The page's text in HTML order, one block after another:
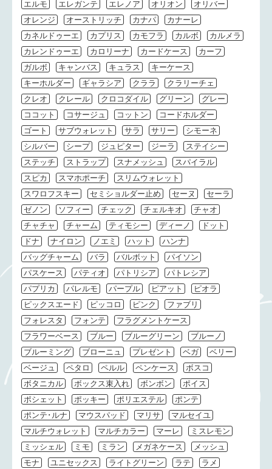
エルモ
エレガンテ エレノア オリオン
オリバー
オレンジ
オーストリッチ カナパ
カナーレ
カネルドゥーエ
カプリス カモフラ カルボ
カルメラ
カレンドゥーエ
カロリーナ カードケース
カーフ
ガルボ
キャンバス キュラス
キーケース
キーホルダー
ギャラシア クララ
クラリーチェ
クレオ
クレール クロコダイル グリーン
グレー
ココット
コサージュ コットン
コードホルダー
ゴート
サブウォレット サラ サリー
シモーネ
シルバー
シープ ジュピター ジーラ
ステイシー
ステッチ
ストラップ スナメッシュ
スパイラル
スピカ
スマホポーチ
スリムウォレット
スワロフスキー
セミショルダー止め セーヌ
セーラ
ゼノン
ソフィー チェック チェルキオ
チャオ
チャチャ
チャーム ティモシー ディーノ
ドット
ドナ
ナイロン ノエミ ハット
ハンナ
バッグチャーム
バラ バルボット
パイソン
パスケース
パティオ パトリシア
パトレシア
パプリカ
パレルモ パープル ピアット
ピオラ
ピックスエード
ピッコロ ピンク
ファブリ
フォレスタ
フォンテ
フラグメントケース
フラワーベース
ブルー ブルーグリーン
ブルーノ
ブルーミング
ブローニュ プレゼント ベガ
ベリー
ベージュ
ペタロ ペルル ペンケース
ボスコ
ボタニカル
ボックス束入れ ボンボン
ポイス
ポシェット
ポッキー ポリエステル
ポンテ
ポンテ･ルナ
マウスパッド マリサ
マルセイユ
マルチウォレット
マルチカラー マーレ
ミスレモン
ミッシェル
ミモ ミラン メガネケース
メッシュ
モナ
ユニセックス ライトグリーン ラテ
ラメ